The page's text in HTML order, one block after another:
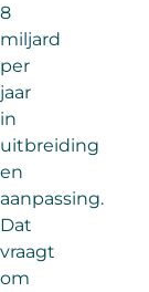
8
miljard
per
jaar
in
uitbreiding
en
aanpassing.
Dat
vraagt
om